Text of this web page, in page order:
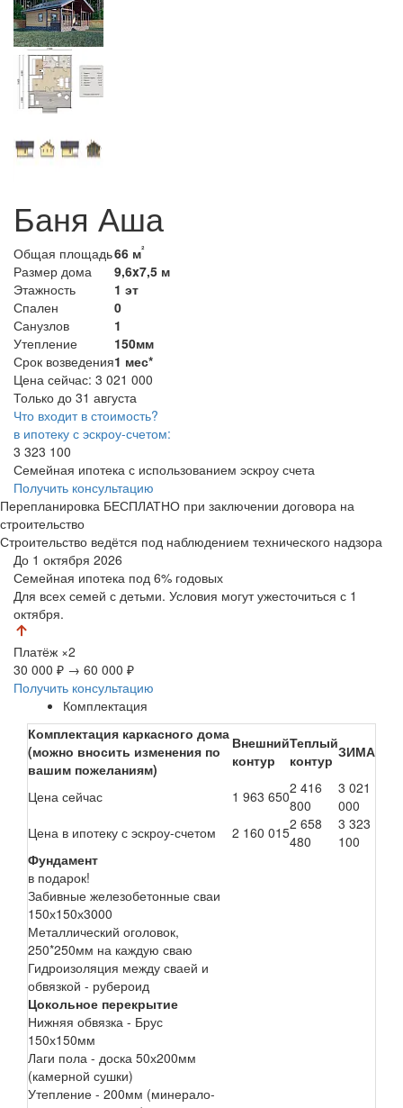
Баня Аша
Общая площадь66 м²
Размер дома
9,6x7,5 м
Этажность
1 эт
Спален
0
Санузлов
1
Утепление
150мм
Срок возведения1 мес*
Цена сейчас: 3 021 000
Только до 31 августа
Что входит в стоимость?
в ипотеку с эскроу-счетом:
3 323 100
Семейная ипотека с использованием эскроу счета
Получить консультацию
Перепланировка БЕСПЛАТНО при заключении договора на
строительство
Строительство ведётся под наблюдением технического надзора
До 1 октября 2026
Семейная ипотека под 6% годовых
Для всех семей с детьми. Условия могут ужесточиться с 1
октября.
Платёж ×2
30 000 ₽ → 60 000 ₽
Получить консультацию
Комплектация
Комплектация каркасного дома
(можно вносить изменения по
вашим пожеланиям)
Внешний
контур
Теплый
контур ЗИМА
Цена сейчас 1 963 6502 416
800
3 021
000
Цена в ипотеку с эскроу-счетом
2 160 0152 658
480
3 323
100
Фундамент
в подарок!
Забивные железобетонные сваи
150х150х3000
Металлический оголовок,
250*250мм на каждую сваю
Гидроизоляция между сваей и
обвязкой - рубероид
Цокольное перекрытие
Нижняя обвязка - Брус
150х150мм
Лаги пола - доска 50х200мм
(камерной сушки)
Утепление - 200мм (минерало-